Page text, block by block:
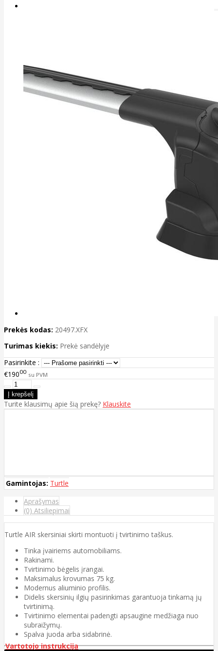
Prekės kodas: 20497.XFX
Turimas kiekis: Prekė sandėlyje
Pasirinkite :
€19000 su PVM
Turite klausimų apie šią prekę? Klauskite
Gamintojas: Turtle
Aprašymas
(0) Atsiliepimai
Turtle AIR skersiniai skirti montuoti į tvirtinimo taškus.
Tinka įvairiems automobiliams.
Rakinami.
Tvirtinimo bėgelis įrangai.
Maksimalus krovumas 75 kg.
Modernus aliuminio profilis.
Didelis skersinių ilgių pasirinkimas garantuoja tinkamą jų
tvirtinimą.
Tvirtinimo elementai padengti apsaugine medžiaga nuo
subraižymų.
Spalva juoda arba sidabrinė.
Vartotojo instrukcija